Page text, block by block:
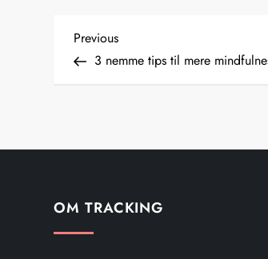
I
l
æ
g
Previous
Post
Previous
3 nemme tips til mere
OM TRACKING